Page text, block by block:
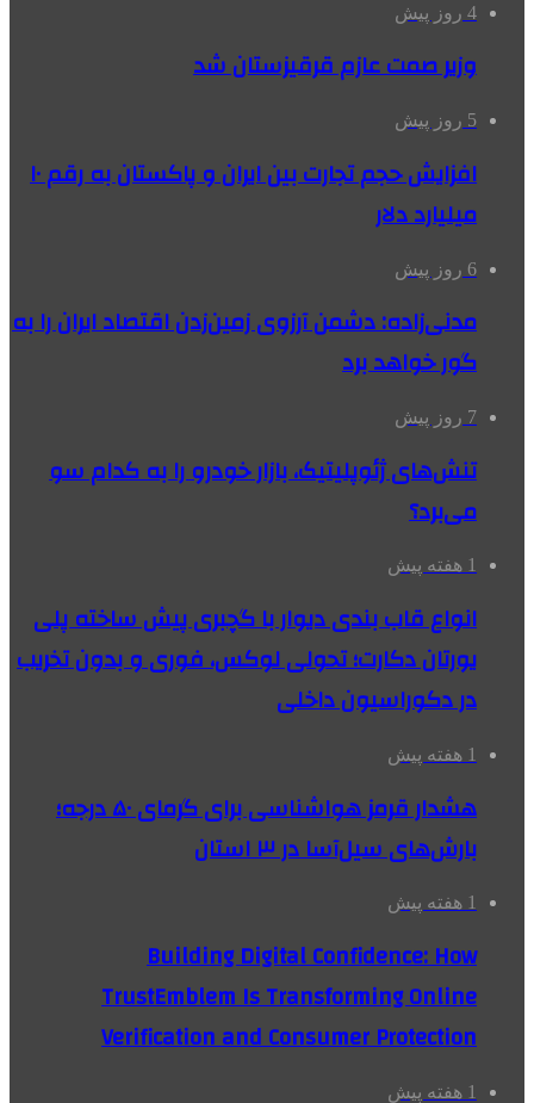
4 روز پیش
وزیر صمت عازم قرقیزستان شد
5 روز پیش
افزایش حجم تجارت بین ایران و پاکستان به رقم ۱۰
میلیارد دلار
6 روز پیش
مدنی‌زاده: دشمن آرزوی زمین‌زدن اقتصاد ایران را به
گور خواهد برد
7 روز پیش
تنش‌های ژئوپلیتیک، بازار خودرو را به کدام سو
می‌برد؟
1 هفته پیش
انواع قاب بندی دیوار با گچبری پیش ساخته پلی
یورتان دکارت؛ تحولی لوکس، فوری و بدون تخریب
در دکوراسیون داخلی
1 هفته پیش
هشدار قرمز هواشناسی برای گرمای ۵۰ درجه؛
بارش‌های سیل‌آسا در ۳ استان
1 هفته پیش
Building Digital Confidence: How
TrustEmblem Is Transforming Online
Verification and Consumer Protection
1 هفته پیش